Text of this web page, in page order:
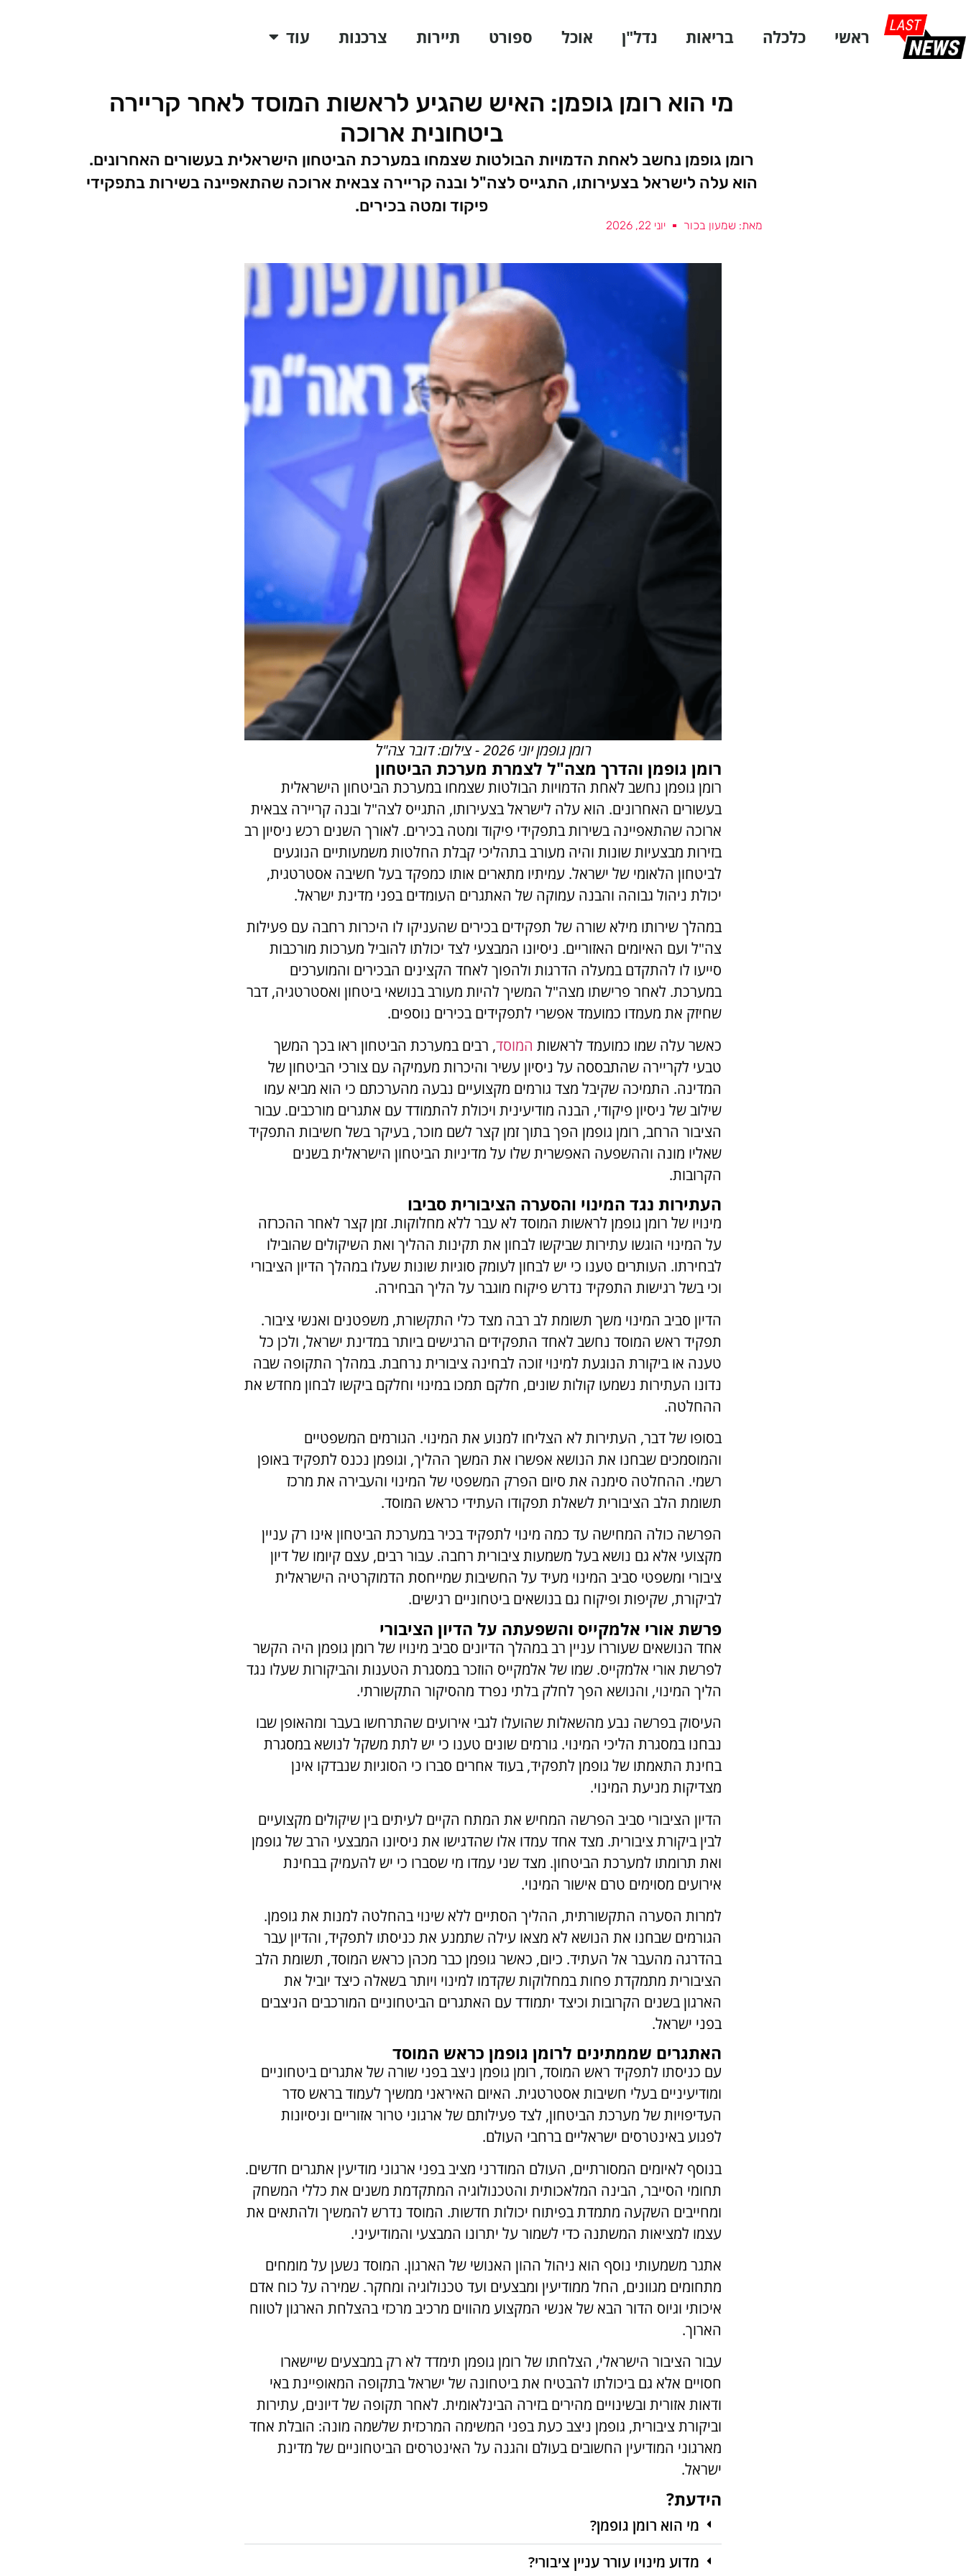
ראשי כלכלה בריאות נדל"ן אוכל ספורט תיירות צרכנות עוד
מי הוא רומן גופמן: האיש שהגיע לראשות המוסד לאחר קריירה
ביטחונית ארוכה
רומן גופמן נחשב לאחת הדמויות הבולטות שצמחו במערכת הביטחון הישראלית בעשורים האחרונים.
הוא עלה לישראל בצעירותו, התגייס לצה"ל ובנה קריירה צבאית ארוכה שהתאפיינה בשירות בתפקידי
פיקוד ומטה בכירים.
מאת: שמעון בכור יוני 22, 2026
רומן גופמן יוני 2026 - צילום: דובר צה"ל
רומן גופמן והדרך מצה"ל לצמרת מערכת הביטחון
רומן גופמן נחשב לאחת הדמויות הבולטות שצמחו במערכת הביטחון הישראלית
בעשורים האחרונים. הוא עלה לישראל בצעירותו, התגייס לצה"ל ובנה קריירה צבאית
ארוכה שהתאפיינה בשירות בתפקידי פיקוד ומטה בכירים. לאורך השנים רכש ניסיון רב
בזירות מבצעיות שונות והיה מעורב בתהליכי קבלת החלטות משמעותיים הנוגעים
לביטחון הלאומי של ישראל. עמיתיו מתארים אותו כמפקד בעל חשיבה אסטרטגית,
יכולת ניהול גבוהה והבנה עמוקה של האתגרים העומדים בפני מדינת ישראל.
במהלך שירותו מילא שורה של תפקידים בכירים שהעניקו לו היכרות רחבה עם פעילות
צה"ל ועם האיומים האזוריים. ניסיונו המבצעי לצד יכולתו להוביל מערכות מורכבות
סייעו לו להתקדם במעלה הדרגות ולהפוך לאחד הקצינים הבכירים והמוערכים
במערכת. לאחר פרישתו מצה"ל המשיך להיות מעורב בנושאי ביטחון ואסטרטגיה, דבר
שחיזק את מעמדו כמועמד אפשרי לתפקידים בכירים נוספים.
כאשר עלה שמו כמועמד לראשות המוסד, רבים במערכת הביטחון ראו בכך המשך
טבעי לקריירה שהתבססה על ניסיון עשיר והיכרות מעמיקה עם צורכי הביטחון של
המדינה. התמיכה שקיבל מצד גורמים מקצועיים נבעה מהערכתם כי הוא מביא עמו
שילוב של ניסיון פיקודי, הבנה מודיעינית ויכולת להתמודד עם אתגרים מורכבים. עבור
הציבור הרחב, רומן גופמן הפך בתוך זמן קצר לשם מוכר, בעיקר בשל חשיבות התפקיד
שאליו מונה וההשפעה האפשרית שלו על מדיניות הביטחון הישראלית בשנים
הקרובות.
העתירות נגד המינוי והסערה הציבורית סביבו
מינויו של רומן גופמן לראשות המוסד לא עבר ללא מחלוקות. זמן קצר לאחר ההכרזה
על המינוי הוגשו עתירות שביקשו לבחון את תקינות ההליך ואת השיקולים שהובילו
לבחירתו. העותרים טענו כי יש לבחון לעומק סוגיות שונות שעלו במהלך הדיון הציבורי
וכי בשל רגישות התפקיד נדרש פיקוח מוגבר על הליך הבחירה.
הדיון סביב המינוי משך תשומת לב רבה מצד כלי התקשורת, משפטנים ואנשי ציבור.
תפקיד ראש המוסד נחשב לאחד התפקידים הרגישים ביותר במדינת ישראל, ולכן כל
טענה או ביקורת הנוגעת למינוי זוכה לבחינה ציבורית נרחבת. במהלך התקופה שבה
נדונו העתירות נשמעו קולות שונים, חלקם תמכו במינוי וחלקם ביקשו לבחון מחדש את
ההחלטה.
בסופו של דבר, העתירות לא הצליחו למנוע את המינוי. הגורמים המשפטיים
והמוסמכים שבחנו את הנושא אפשרו את המשך ההליך, וגופמן נכנס לתפקיד באופן
רשמי. ההחלטה סימנה את סיום הפרק המשפטי של המינוי והעבירה את מרכז
תשומת הלב הציבורית לשאלת תפקודו העתידי כראש המוסד.
הפרשה כולה המחישה עד כמה מינוי לתפקיד בכיר במערכת הביטחון אינו רק עניין
מקצועי אלא גם נושא בעל משמעות ציבורית רחבה. עבור רבים, עצם קיומו של דיון
ציבורי ומשפטי סביב המינוי מעיד על החשיבות שמייחסת הדמוקרטיה הישראלית
לביקורת, שקיפות ופיקוח גם בנושאים ביטחוניים רגישים.
פרשת אורי אלמקייס והשפעתה על הדיון הציבורי
אחד הנושאים שעוררו עניין רב במהלך הדיונים סביב מינויו של רומן גופמן היה הקשר
לפרשת אורי אלמקייס. שמו של אלמקייס הוזכר במסגרת הטענות והביקורות שעלו נגד
הליך המינוי, והנושא הפך לחלק בלתי נפרד מהסיקור התקשורתי.
העיסוק בפרשה נבע מהשאלות שהועלו לגבי אירועים שהתרחשו בעבר ומהאופן שבו
נבחנו במסגרת הליכי המינוי. גורמים שונים טענו כי יש לתת משקל לנושא במסגרת
בחינת התאמתו של גופמן לתפקיד, בעוד אחרים סברו כי הסוגיות שנבדקו אינן
מצדיקות מניעת המינוי.
הדיון הציבורי סביב הפרשה המחיש את המתח הקיים לעיתים בין שיקולים מקצועיים
לבין ביקורת ציבורית. מצד אחד עמדו אלו שהדגישו את ניסיונו המבצעי הרב של גופמן
ואת תרומתו למערכת הביטחון. מצד שני עמדו מי שסברו כי יש להעמיק בבחינת
אירועים מסוימים טרם אישור המינוי.
למרות הסערה התקשורתית, ההליך הסתיים ללא שינוי בהחלטה למנות את גופמן.
הגורמים שבחנו את הנושא לא מצאו עילה שתמנע את כניסתו לתפקיד, והדיון עבר
בהדרגה מהעבר אל העתיד. כיום, כאשר גופמן כבר מכהן כראש המוסד, תשומת הלב
הציבורית מתמקדת פחות במחלוקות שקדמו למינוי ויותר בשאלה כיצד יוביל את
הארגון בשנים הקרובות וכיצד יתמודד עם האתגרים הביטחוניים המורכבים הניצבים
בפני ישראל.
האתגרים שממתינים לרומן גופמן כראש המוסד
עם כניסתו לתפקיד ראש המוסד, רומן גופמן ניצב בפני שורה של אתגרים ביטחוניים
ומודיעיניים בעלי חשיבות אסטרטגית. האיום האיראני ממשיך לעמוד בראש סדר
העדיפויות של מערכת הביטחון, לצד פעילותם של ארגוני טרור אזוריים וניסיונות
לפגוע באינטרסים ישראליים ברחבי העולם.
בנוסף לאיומים המסורתיים, העולם המודרני מציב בפני ארגוני מודיעין אתגרים חדשים.
תחומי הסייבר, הבינה המלאכותית והטכנולוגיה המתקדמת משנים את כללי המשחק
ומחייבים השקעה מתמדת בפיתוח יכולות חדשות. המוסד נדרש להמשיך ולהתאים את
עצמו למציאות המשתנה כדי לשמור על יתרונו המבצעי והמודיעיני.
אתגר משמעותי נוסף הוא ניהול ההון האנושי של הארגון. המוסד נשען על מומחים
מתחומים מגוונים, החל ממודיעין ומבצעים ועד טכנולוגיה ומחקר. שמירה על כוח אדם
איכותי וגיוס הדור הבא של אנשי המקצוע מהווים מרכיב מרכזי בהצלחת הארגון לטווח
הארוך.
עבור הציבור הישראלי, הצלחתו של רומן גופמן תימדד לא רק במבצעים שיישארו
חסויים אלא גם ביכולתו להבטיח את ביטחונה של ישראל בתקופה המאופיינת באי
ודאות אזורית ובשינויים מהירים בזירה הבינלאומית. לאחר תקופה של דיונים, עתירות
וביקורת ציבורית, גופמן ניצב כעת בפני המשימה המרכזית שלשמה מונה: הובלת אחד
מארגוני המודיעין החשובים בעולם והגנה על האינטרסים הביטחוניים של מדינת
ישראל.
הידעת?
מי הוא רומן גופמן?
מדוע מינויו עורר עניין ציבורי?